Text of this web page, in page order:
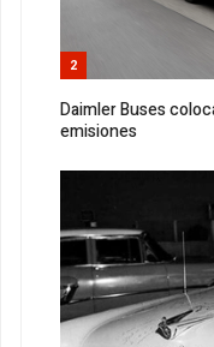
2
Daimler Buses
emisiones